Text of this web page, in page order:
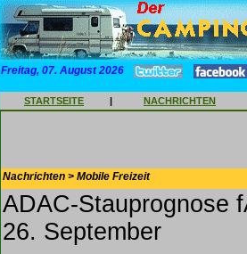
Freitag, 07. August 2026
STARTSEITE | NACHRICHTEN
Nachrichten > Mobile Freizeit
ADAC-Stauprognose
26. September